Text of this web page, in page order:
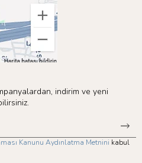
indirim ve yeni
Kanunu Aydınlatma Metnini kabul